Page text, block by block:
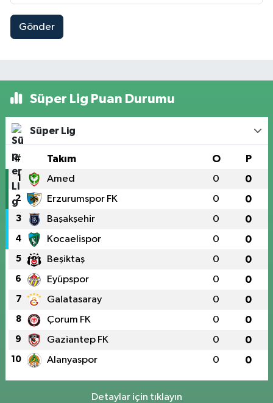
Gönder
Süper Lig Puan Durumu
Süper Lig
# Takım O P
1 Amed 0 0
2 Erzurumspor FK 0 0
3 Başakşehir 0 0
4 Kocaelispor 0 0
5 Beşiktaş 0 0
6 Eyüpspor 0 0
7 Galatasaray 0 0
8 Çorum FK 0 0
9 Gaziantep FK 0 0
10 Alanyaspor 0 0
Detaylar için tıklayın